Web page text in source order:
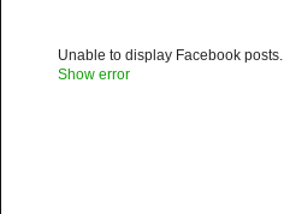
Unable to display Facebook posts.
Show error